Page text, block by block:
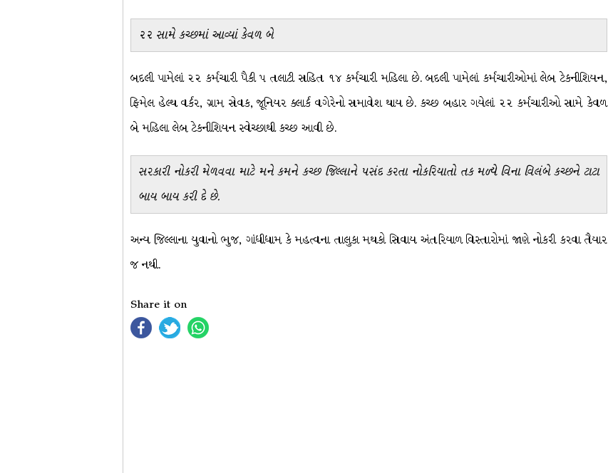
૨૨ સામે કચ્છમાં આવ્યાં કેવળ બે
બદલી પામેલાં ૨૨ કર્મચારી પૈકી ૫ તલાટી સહિત ૧૪ કર્મચારી મહિલા છે. બદલી પામેલાં કર્મચારીઓમાં લેબ ટેકનીશિયન,
ફિમેલ હેલ્થ વર્કર, ગ્રામ સેવક, જૂનિયર ક્લાર્ક વગેરેનો સમાવેશ થાય છે. કચ્છ બહાર ગયેલાં ૨૨ કર્મચારીઓ સામે કેવળ
બે મહિલા લેબ ટેકનીશિયન સ્વેચ્છાથી કચ્છ આવી છે.
સરકારી નોકરી મેળવવા માટે મને કમને કચ્છ જિલ્લાને પસંદ કરતા નોકરિયાતો તક મળ્યે વિના વિલંબે કચ્છને ટાટા
બાય બાય કરી દે છે.
અન્ય જિલ્લાના યુવાનો ભુજ, ગાંધીધામ કે મહત્વના તાલુકા મથકો સિવાય અંતરિયાળ વિસ્તારોમાં જાણે નોકરી કરવા તૈયાર
જ નથી.
Share it on